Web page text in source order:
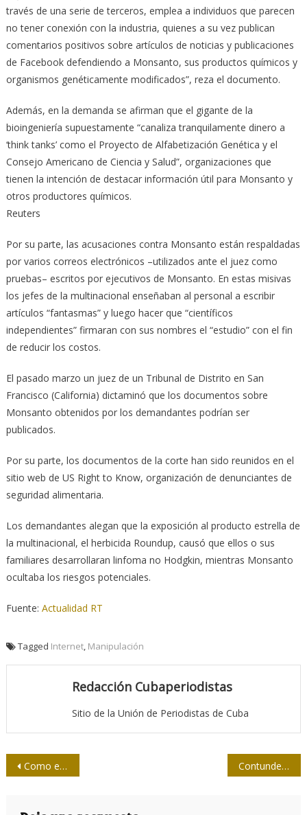
través de una serie de terceros, emplea a individuos que parecen
no tener conexión con la industria, quienes a su vez publican
comentarios positivos sobre artículos de noticias y publicaciones
de Facebook defendiendo a Monsanto, sus productos químicos y
organismos genéticamente modificados”, reza el documento.
Además, en la demanda se afirman que el gigante de la
bioingeniería supuestamente “canaliza tranquilamente dinero a
‘think tanks’ como el Proyecto de Alfabetización Genética y el
Consejo Americano de Ciencia y Salud”, organizaciones que
tienen la intención de destacar información útil para Monsanto y
otros productores químicos.
Reuters
Por su parte, las acusaciones contra Monsanto están respaldadas
por varios correos electrónicos –utilizados ante el juez como
pruebas– escritos por ejecutivos de Monsanto. En estas misivas
los jefes de la multinacional enseñaban al personal a escribir
artículos “fantasmas” y luego hacer que “científicos
independientes” firmaran con sus nombres el “estudio” con el fin
de reducir los costos.
El pasado marzo un juez de un Tribunal de Distrito en San
Francisco (California) dictaminó que los documentos sobre
Monsanto obtenidos por los demandantes podrían ser
publicados.
Por su parte, los documentos de la corte han sido reunidos en el
sitio web de US Right to Know, organización de denunciantes de
seguridad alimentaria.
Los demandantes alegan que la exposición al producto estrella de
la multinacional, el herbicida Roundup, causó que ellos o sus
familiares desarrollaran linfoma no Hodgkin, mientras Monsanto
ocultaba los riesgos potenciales.
Fuente: Actualidad RT
Tagged Internet, Manipulación
Redacción Cubaperiodistas
Sitio de la Unión de Periodistas de Cuba
Navegación
Como en familia con el Embajador británico Contundente apoyo a Venezuela en la Celac